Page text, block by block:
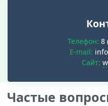
Телефон: 8
E-mail:
Cайт:
Частые